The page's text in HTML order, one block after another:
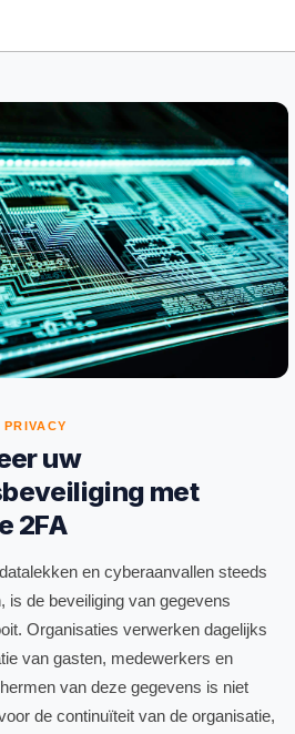
uw
met
2FA
en cyberaanvallen steeds
is de beveiliging van gegevens
Organisaties verwerken dagelijks
van gasten, medewerkers en
van deze gegevens is niet
de continuïteit van de organisatie,